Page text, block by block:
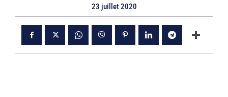
23 juillet 2020